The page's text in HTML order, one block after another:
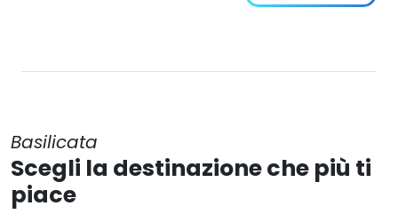
Basilicata
Scegli la destinazione che più ti
piace